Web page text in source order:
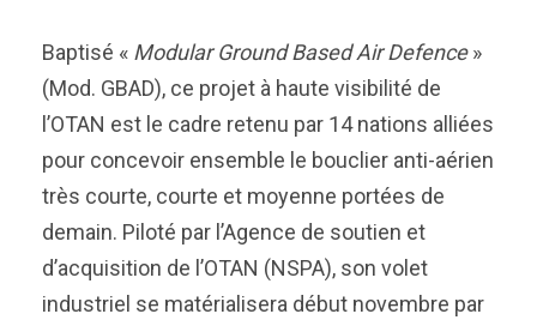
Baptisé « Modular Ground Based Air Defence»
(Mod. GBAD), ce projet à haute visibilité de
l’OTAN est le cadre retenu par 14 nations alliées
pour concevoir ensemble le bouclier anti-aérien
très courte, courte et moyenne portées de
demain. Piloté par l’Agence de soutien et
d’acquisition de l’OTAN (NSPA), son volet
industriel se matérialisera début novembre par